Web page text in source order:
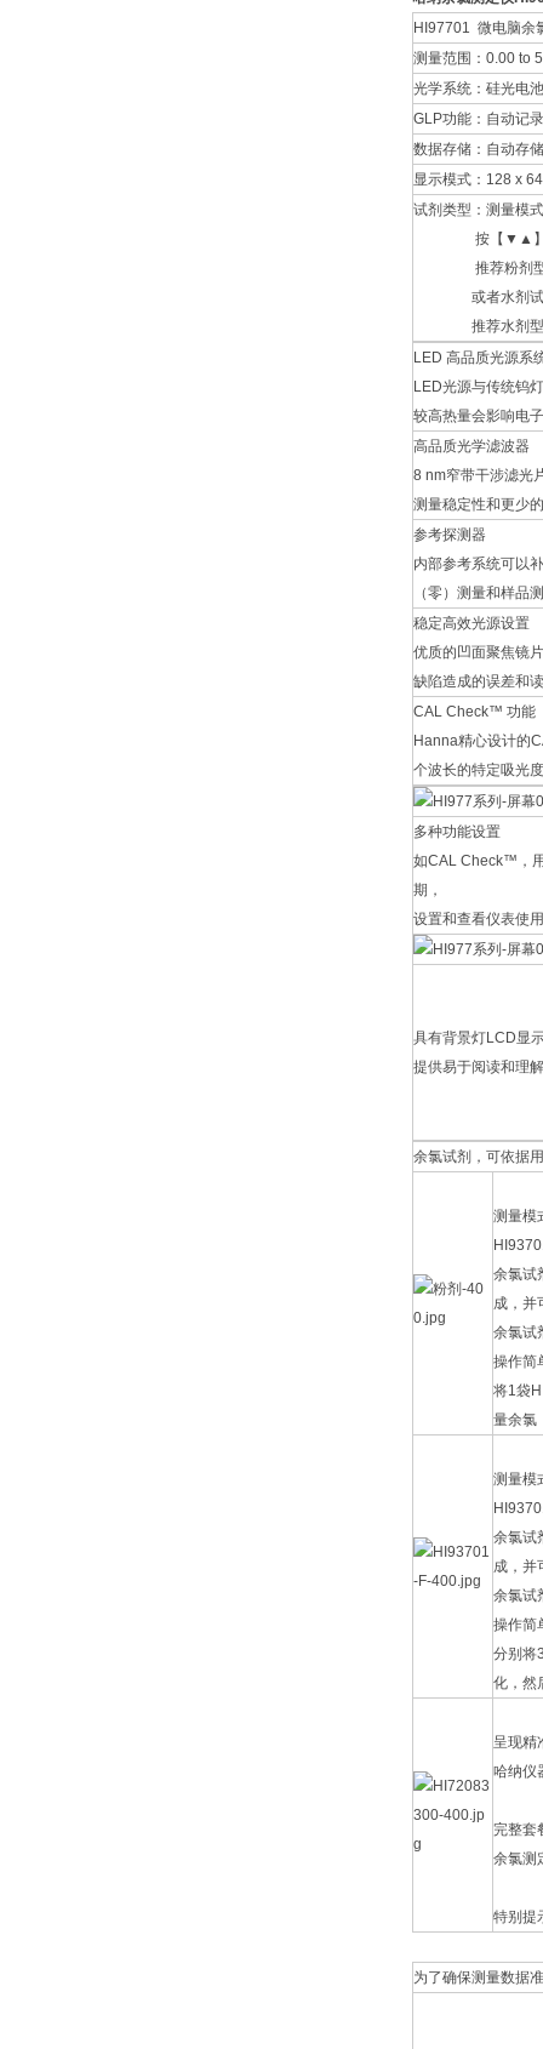
HI97701 微电脑余
测量范围：0.00 to
光学系统：硅光电
GLP功能：自动记
数据存储：自动存
显示模式：128 x
试剂类型：测量模
按【▼▲】键选
推荐粉剂型号：
或者水剂试剂
推荐水剂型号
LED 高品质光源系
LED光源与传统钨
较高热量会影响电
高品质光学滤波器
8 nm窄带干涉滤光
测量稳定性和更少
参考探测器
内部参考系统可以
（零）测量和样品
稳定高效光源设置
优质的凹面聚焦镜
缺陷造成的误差和
CAL Check™ 功能
Hanna精心设计的
个波长的特定吸光
多种功能设置
如CAL Check™，
期，
设置和查看仪表使
具有背景灯LCD显
提供易于阅读和理
余氯试剂，可依据
测量模
余氯试
成，并
余氯试
操作简
将1袋
量余氯
测量模
余氯试
成，并
余氯试
操作简
分别将
化，然
呈现精
哈纳仪
完整套
余氯测
特别提
为了确保测量数据